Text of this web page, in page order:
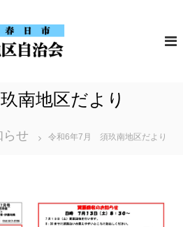
区
自
会
の
須
南
の
ホ
南地区だより
らせ 令和6年7月 須玖南地区だより